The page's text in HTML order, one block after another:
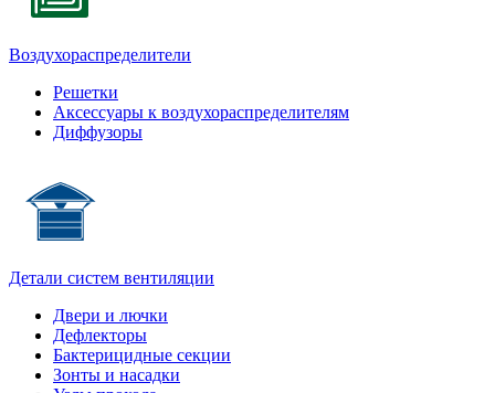
Воздухораспределители
Решетки
Аксессуары к воздухораспределителям
Диффузоры
Детали систем вентиляции
Двери и лючки
Дефлекторы
Бактерицидные секции
Зонты и насадки